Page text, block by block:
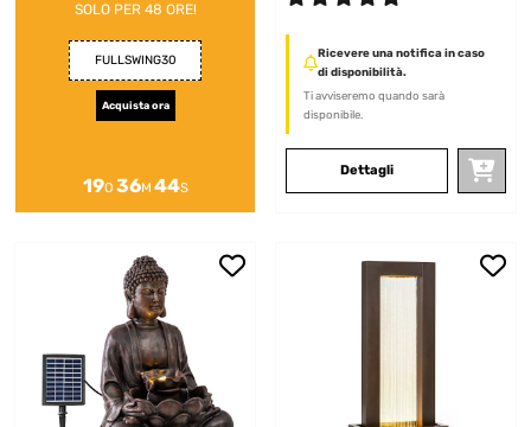
SOLO PER 48 ORE!
FULLSWING30
Acquista ora
19O 36M 43S
Ricevere una notifica in caso
di disponibilità.
Ti avviseremo quando sarà
disponibile.
Dettagli